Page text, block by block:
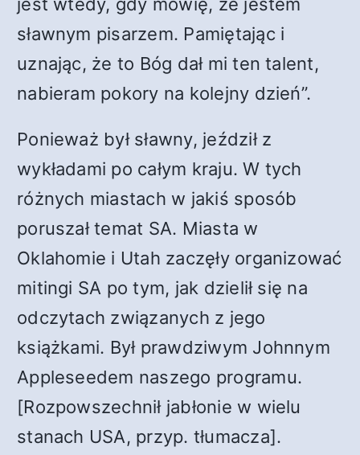
sławnym pisarzem. Pamiętając i
uznając, że to Bóg dał mi ten talent,
nabieram pokory na kolejny dzień”.
Ponieważ był sławny, jeździł z
wykładami po całym kraju. W tych
różnych miastach w jakiś sposób
poruszał temat SA. Miasta w
Oklahomie i Utah zaczęły organizować
mitingi SA po tym, jak dzielił się na
odczytach związanych z jego
książkami. Był prawdziwym Johnnym
Appleseedem naszego programu.
[Rozpowszechnił jabłonie w wielu
stanach USA, przyp. tłumacza].